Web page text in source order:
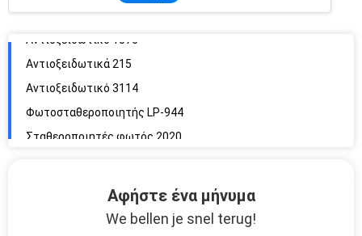
Αντιοξειδωτικό 1076
Αντιοξειδωτικό BHT/ 264/ T501
Χωρίς φθοριούχο φωτιστικό WNB
Αφήστε ένα μήνυμα
We bellen je snel terug!